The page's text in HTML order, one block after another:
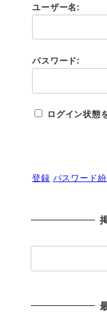
ユーザー名:
パスワード:
ログイン状態
登録 パスワード
索